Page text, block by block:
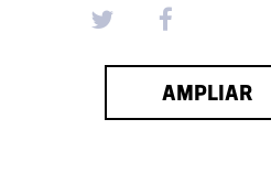
AMPLIAR